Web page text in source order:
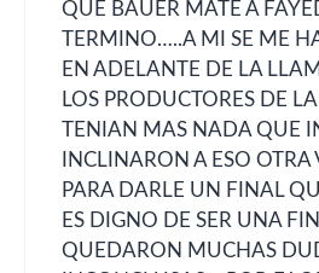
QUE BAUER MATE A
TERMINO…..A MI SE ME
EN ADELANTE DE LA
LOS PRODUCTORES DE
TENIAN MAS NADA QUE
INCLINARON A ESO
PARA DARLE UN FINAL
ES DIGNO DE SER UNA
QUEDARON MUCHAS